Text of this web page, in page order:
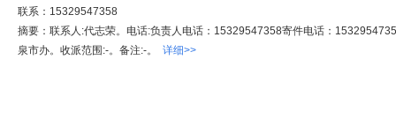
联系：15329547358
摘要：联系人:代志荣。电话:负责人电话：15329547358寄件电话：
泉市办。收派范围:-。备注:-。 详细>>